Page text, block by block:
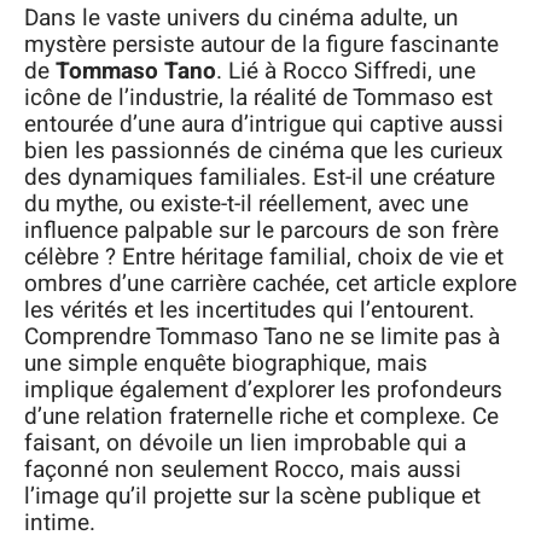
Dans le vaste univers du cinéma adulte, un
mystère persiste autour de la figure fascinante
deTommaso Tano. Lié à Rocco Siffredi, une
icône de l’industrie, la réalité de Tommaso est
entourée d’une aura d’intrigue qui captive aussi
bien les passionnés de cinéma que les curieux
des dynamiques familiales. Est-il une créature
du mythe, ou existe-t-il réellement, avec une
influence palpable sur le parcours de son frère
célèbre ? Entre héritage familial, choix de vie et
ombres d’une carrière cachée, cet article explore
les vérités et les incertitudes qui l’entourent.
Comprendre Tommaso Tano ne se limite pas à
une simple enquête biographique, mais
implique également d’explorer les profondeurs
d’une relation fraternelle riche et complexe. Ce
faisant, on dévoile un lien improbable qui a
façonné non seulement Rocco, mais aussi
l’image qu’il projette sur la scène publique et
intime.